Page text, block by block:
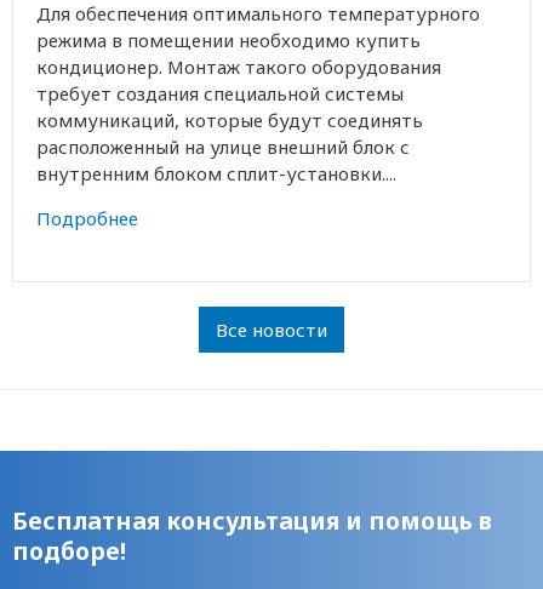
Для обеспечения оптимального температурного
режима в помещении необходимо купить
кондиционер. Монтаж такого оборудования
требует создания специальной системы
коммуникаций, которые будут соединять
расположенный на улице внешний блок с
внутренним блоком сплит-установки....
Подробнее
Все новости
Бесплатная консультация и помощь в
подборе!